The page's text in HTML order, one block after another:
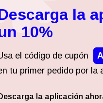
la
10%
el código de cupón
tu primer pedido por la
la aplicación